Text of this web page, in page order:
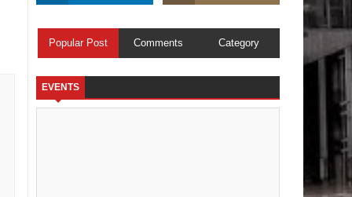
Popular Post Comments Category
EVENTS